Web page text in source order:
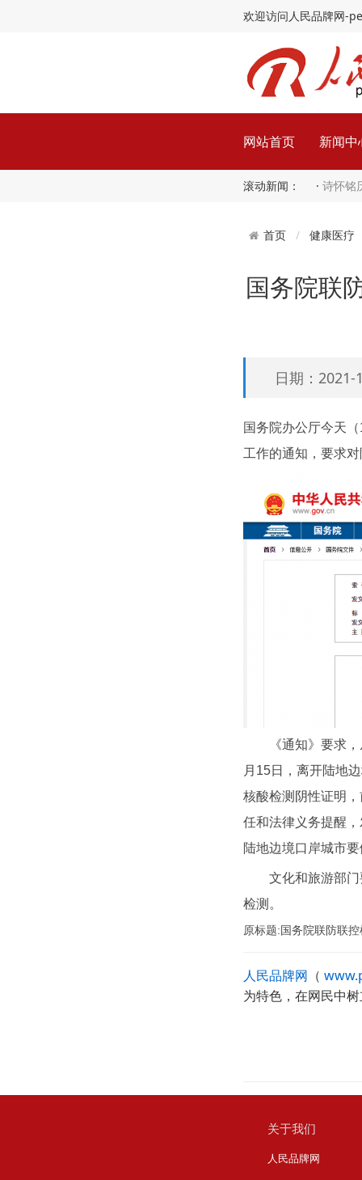
欢迎访问人民品牌网-
网站首页 新闻中
滚动新闻： · 诗怀铭
首页 健康医疗
国务院联
日期：2021-
国务院办公厅今天
工作的通知，要求
《通知》要求，
月15日，离开陆地
核酸检测阴性证明
任和法律义务提醒
陆地边境口岸城市
文化和旅游部门要
检测。
原标题:国务院联防联
人民品牌网 （
为特色，在网民中
关于我们
人民品牌网